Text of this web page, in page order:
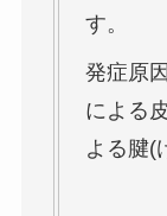
す。
発症原
による
よる腱(